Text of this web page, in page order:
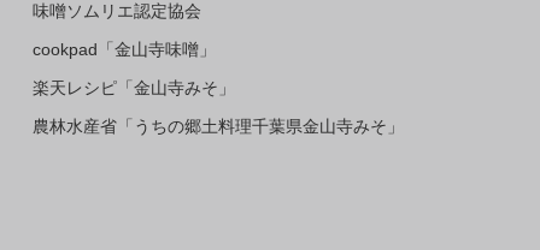
味噌ソムリエ認定協会
cookpad「金山寺味噌」
楽天レシピ「金山寺みそ」
農林水産省「うちの郷土料理千葉県金山寺みそ」